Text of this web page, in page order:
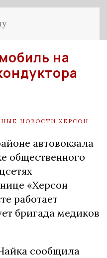
на
НОВОСТИ ХЕРСОН
автовокзала
общественного
«Херсон
работает
бригада медиков
сообщила